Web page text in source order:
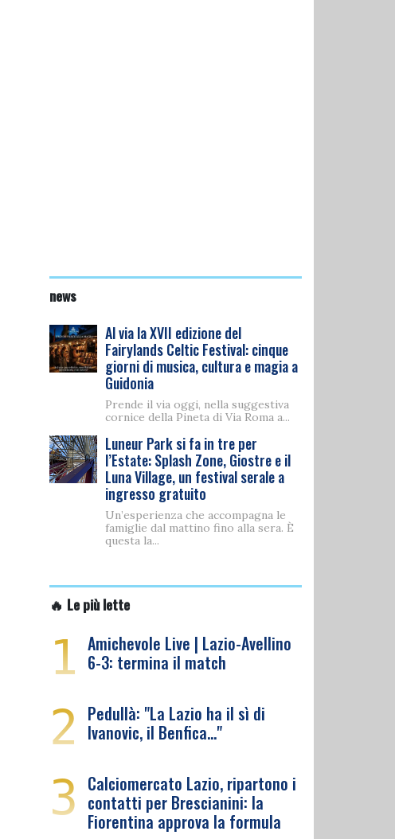
news
Al via la XVII edizione del
Fairylands Celtic Festival: cinque
giorni di musica, cultura e magia a
Guidonia
Prende il via oggi, nella suggestiva
cornice della Pineta di Via Roma a...
Luneur Park si fa in tre per
l’Estate: Splash Zone, Giostre e il
Luna Village, un festival serale a
ingresso gratuito
Un’esperienza che accompagna le
famiglie dal mattino fino alla sera. È
questa la...
🔥 Le più lette
1 Amichevole Live | Lazio-Avellino
6-3: termina il match
2 Pedullà: "La Lazio ha il sì di
Ivanovic, il Benfica…"
3 Calciomercato Lazio, ripartono i
contatti per Brescianini: la
Fiorentina approva la formula